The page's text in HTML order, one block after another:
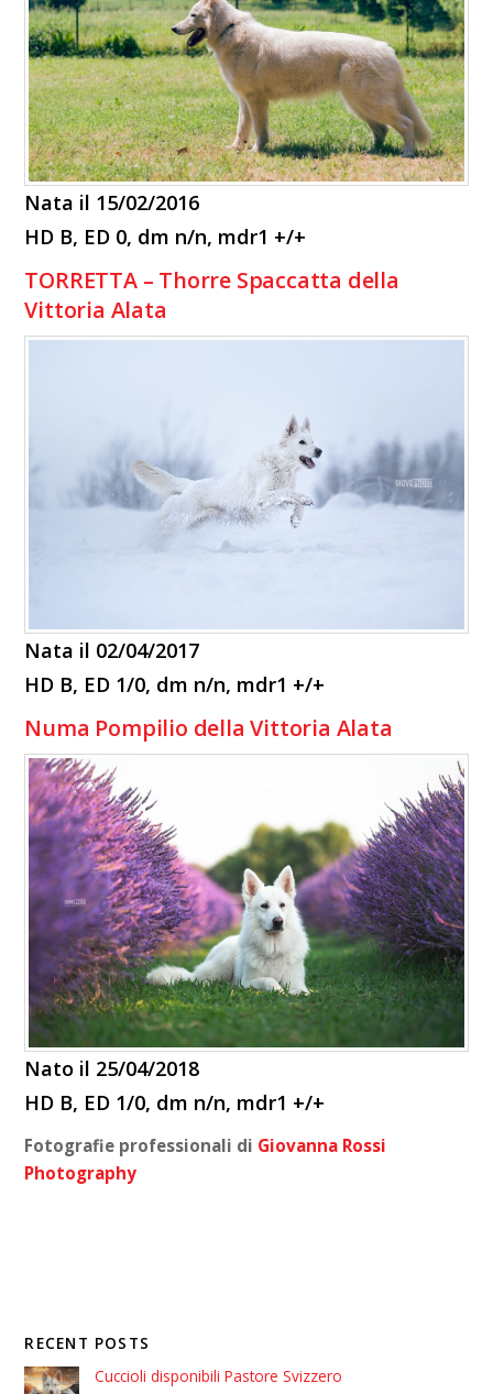
Nata il 15/02/2016
HD B, ED 0, dm n/n, mdr1 +/+
TORRETTA – Thorre Spaccatta della
Vittoria Alata
Nata il 02/04/2017
HD B, ED 1/0, dm n/n, mdr1 +/+
Numa Pompilio della Vittoria Alata
Nato il 25/04/2018
HD B, ED 1/0, dm n/n, mdr1 +/+
Fotografie professionali di Giovanna Rossi
Photography
RECENT POSTS
Cuccioli disponibili Pastore Svizzero